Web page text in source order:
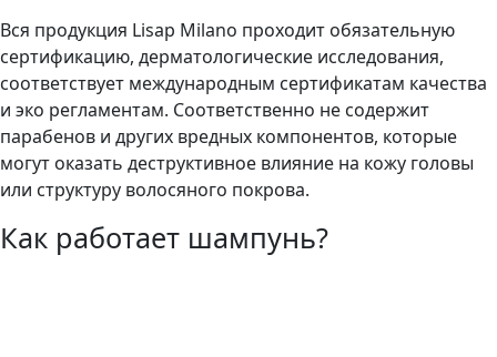
Вся продукция Lisap Milano проходит обязательную
сертификацию, дерматологические исследования,
соответствует международным сертификатам качества
и эко регламентам. Соответственно не содержит
парабенов и других вредных компонентов, которые
могут оказать деструктивное влияние на кожу головы
или структуру волосяного покрова.
Как работает шампунь?